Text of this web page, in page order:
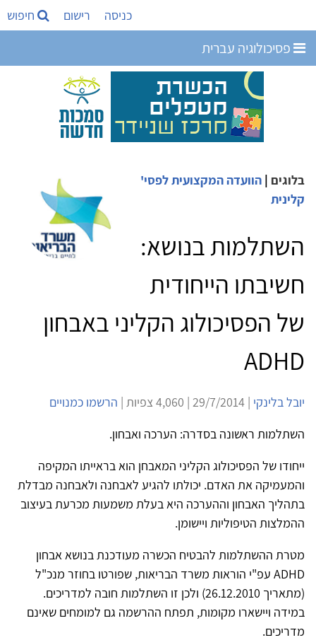
כניסה רישום חיפוש
פסיכולוגיה עברית
בלוגים | הוועדה המקצועית לפסי'
קלינית
השתלמות בנושא:
חשיבתו הייחודית
של הפסיכולוג הקליני באבחון
ADHD
יובל בלינקי | 29/7/2014 | 4,060 צפיות |
הרשמו כמנויים
השתלמות ראשונה בסדרה: הערכה ואבחון.
ייחודו של הפסיכולוג הקליני המאבחן הוא בראייתו המקיפה
והמעמיקה את האדם. יכולתו להגיע לאבחנה ולאבחנה מבדלת
בתהליך האבחון וההערכה היא בעלת משמעות מכרעת בעיצוב
ההמלצות הטיפוליות ויישומן.
מטרת ההשתלמות להבטיח הכשרה מעודכנת בנושא אבחון
ADHD עפ"י הוראות משרד הבריאות, שפורטו בחוזר מנכ"ל
(מתאריך 26.12.2010) ולכן זו השתלמות חובה למדריכים.
במידה ויישארו מקומות, תפתח ההרשמה גם למומחים שאינם
מדריכים.